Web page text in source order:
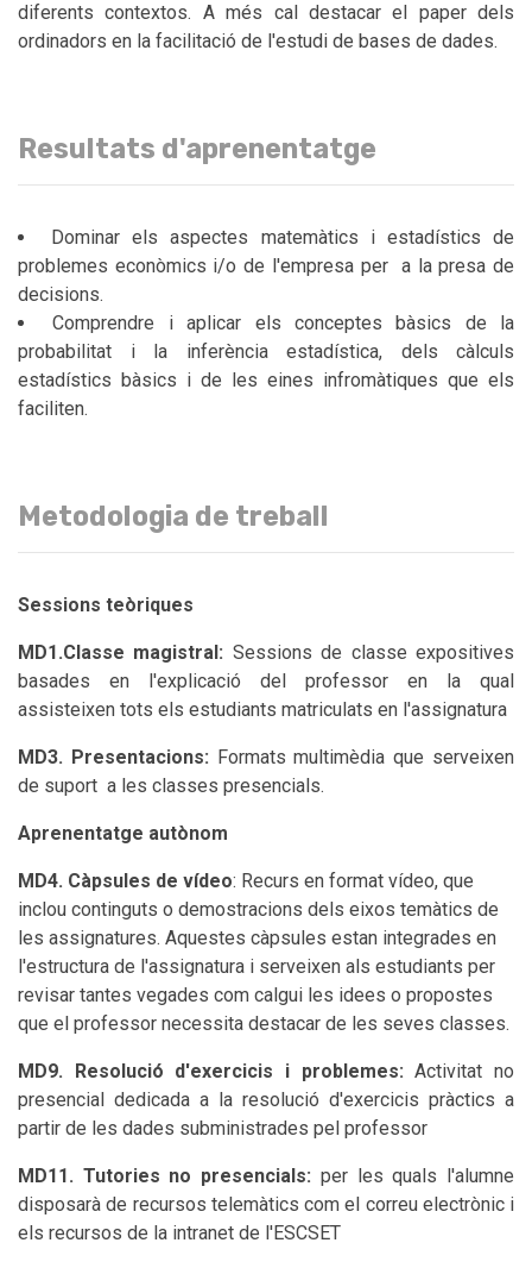
diferents contextos. A més cal destacar el paper dels
ordinadors en la facilitació de l'estudi de bases de dades.
Resultats d'aprenentatge
Dominar els aspectes matemàtics i estadístics de
problemes econòmics i/o de l'empresa per a la presa de
decisions.
Comprendre i aplicar els conceptes bàsics de la
probabilitat i la inferència estadística, dels càlculs
estadístics bàsics i de les eines infromàtiques que els
faciliten.
Metodologia de treball
Sessions teòriques
MD1.Classe magistral: Sessions de classe expositives
basades en l'explicació del professor en la qual
assisteixen tots els estudiants matriculats en l'assignatura
MD3. Presentacions: Formats multimèdia que serveixen
de suport a les classes presencials.
Aprenentatge autònom
MD4. Càpsules de vídeo: Recurs en format vídeo, que
inclou continguts o demostracions dels eixos temàtics de
les assignatures. Aquestes càpsules estan integrades en
l'estructura de l'assignatura i serveixen als estudiants per
revisar tantes vegades com calgui les idees o propostes
que el professor necessita destacar de les seves classes.
MD9. Resolució d'exercicis i problemes:Activitat no
presencial dedicada a la resolució d'exercicis pràctics a
partir de les dades subministrades pel professor
MD11. Tutories no presencials: per les quals l'alumne
disposarà de recursos telemàtics com el correu electrònic i
els recursos de la intranet de l'ESCSET